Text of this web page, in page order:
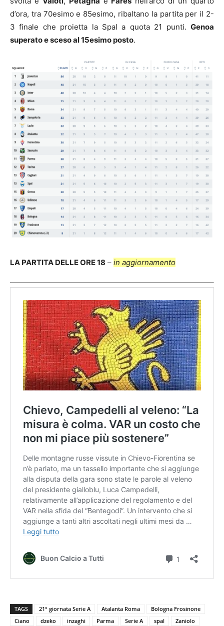
d’ora, tra 70esimo e 85esimo, ribaltano la partita per il 2-
3 finale che proietta la Spal a quota 21 punti. Genoa
superato e sceso al 15esimo posto.
LA PARTITA DELLE ORE 18 – in aggiornamento
TAGS 21° giornata Serie A Atalanta Roma
Bologna Frosinone
Ciano
dzeko inzaghi Parma Serie A spal Zaniolo